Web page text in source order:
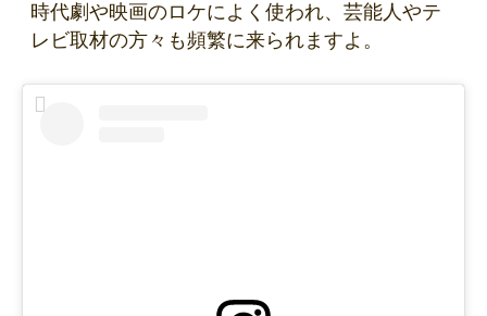
時代劇や映画のロケによく使われ、芸能人やテ
レビ取材の方々も頻繁に来られますよ。